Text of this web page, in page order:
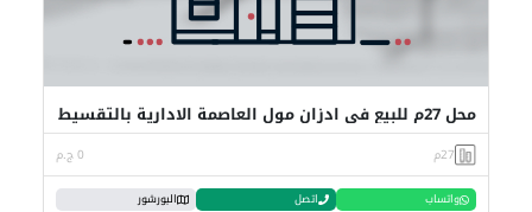
محل 27م للبيع في ادزان مول العاصمة الادارية بالتقسيط
27م 0 ج.م
واتساب اتصل البورشور